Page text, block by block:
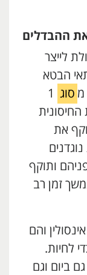
ההבדלים
לייצר
הבטא
מ סוג 1
את
ותוקף
זמן רב
אינסולין והם
לחיות.
ביום וגם